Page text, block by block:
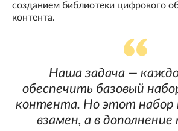
созданием библиотеки цифрового
контента.
Наша задача —
обеспечить базовый
контента. Но этот набор
взамен, а в